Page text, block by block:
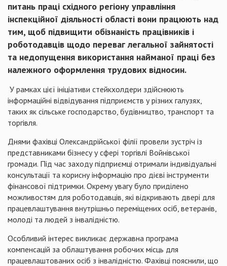
питань праці східного регіону управління
інспекційної діяльності області вони працюють над
тим, щоб підвищити обізнаність працівників і
роботодавців щодо переваг легальної зайнятості
та недопущення використання найманої праці без
належного оформлення трудових відносин.
У рамках цієї ініціативи стейкхолдери здійснюють
інформаційні відвідування підприємств у різних галузях,
таких як сільське господарство, будівництво, транспорт та
торгівля.
Днями фахівці Олександрійської філії провели зустріч із
представниками бізнесу у сфері торгівлі Войнівської
громади. Під час заходу підприємці отримали індивідуальні
консультації та корисну інформацію про дієві інструменти
фінансової підтримки. Окрему увагу було приділено
можливостям для роботодавців, які відкривають двері для
працевлаштування внутрішньо переміщених осіб, ветеранів,
молоді та людей з інвалідністю.
Особливий інтерес викликає державна програма
компенсацій за облаштування робочих місць для
працевлаштованих осіб з інвалідністю. Фахівці пояснили, що